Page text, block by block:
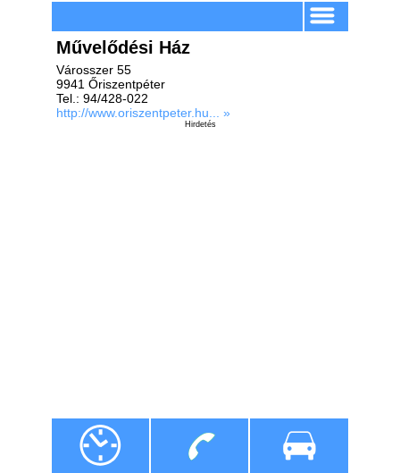
Művelődési Ház
Városszer 55
9941 Őriszentpéter
Tel.: 94/428-022
http://www.oriszentpeter.hu... »
Hirdetés